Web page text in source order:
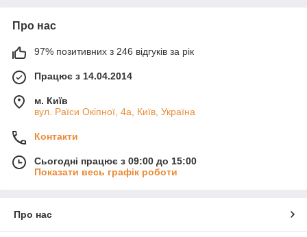
Про нас
97% позитивних з 246 відгуків за рік
Працює з 14.04.2014
м. Київ
вул. Раїси Окіпної, 4а, Київ, Україна
Контакти
Сьогодні працює з 09:00 до 15:00
Показати весь графік роботи
Про нас